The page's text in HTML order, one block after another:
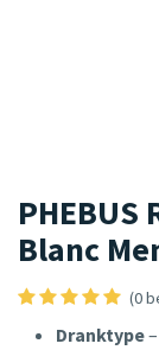
PHEBUS
Blanc
(0
Dranktype